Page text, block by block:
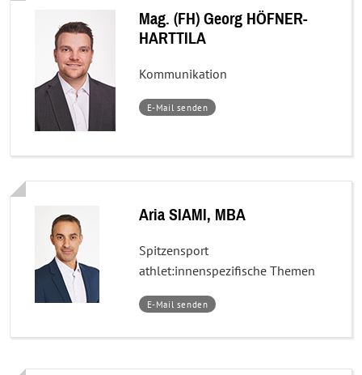
Mag. (FH) Georg HÖFNER-
HARTTILA
Kommunikation
E-Mail senden–
Mag.
HÖFNER-
Aria SIAMI, MBA
Spitzensport
athlet:innenspezifische Themen
E-Mail senden–
Aria
MBA